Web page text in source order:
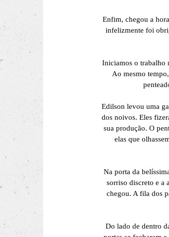
Enfim, chegou a
infelizmente foi
Iniciamos o trabalho
Ao mesmo
Edilson levou uma
dos noivos. Eles
sua produção. O
elas que
Na porta da
sorriso discreto e a
chegou. A fila dos
Do lado de dentro